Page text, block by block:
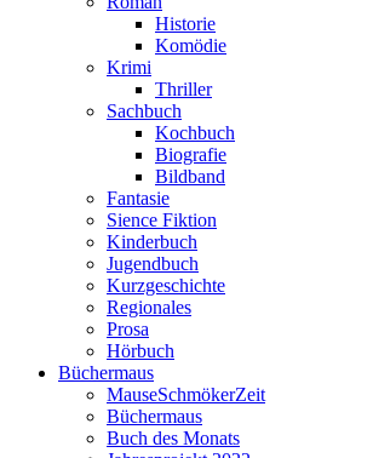
Historie
Komödie
Krimi
Thriller
Sachbuch
Kochbuch
Biografie
Bildband
Fantasie
Sience Fiktion
Kinderbuch
Jugendbuch
Kurzgeschichte
Regionales
Prosa
Hörbuch
Büchermaus
MauseSchmökerZeit
Büchermaus
Buch des Monats